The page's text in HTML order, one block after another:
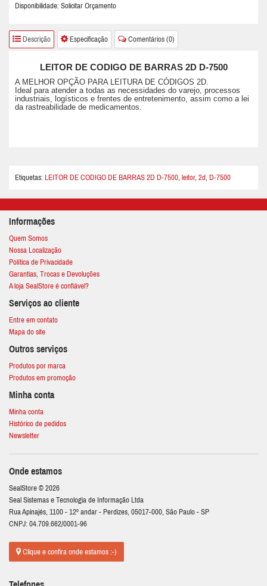
Disponibilidade: Solicitar Orçamento
Descrição Especificação Comentários (0)
LEITOR DE CODIGO DE BARRAS 2D D-7500
A MELHOR OPÇÃO PARA LEITURA DE CÓDIGOS 2D.
Ideal para atender a todas as necessidades do varejo, processos
industriais, logísticos e frentes de entretenimento, assim como a lei
da rastreabilidade de medicamentos.
Etiquetas: LEITOR DE CODIGO DE BARRAS 2D D-7500, leitor, 2d, D-7500
Informações
Quem Somos
Nossa Localização
Política de Privacidade
Garantias, Trocas e Devoluções
A loja SealStore é confiável?
Serviços ao cliente
Entre em contato
Mapa do site
Outros serviços
Produtos por marca
Produtos em promoção
Minha conta
Minha conta
Histórico de pedidos
Newsletter
Onde estamos
SealStore © 2026
Seal Sistemas e Tecnologia de Informação Ltda
Rua Apinajés, 1100 - 12º andar - Perdizes, 05017-000, São Paulo - SP
CNPJ: 04.709.662/0001-96
Clique e confira onde estamos :-)